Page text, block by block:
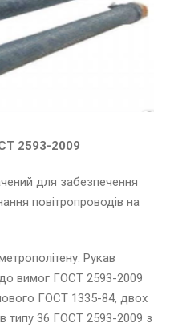
2593-2009
для забезпечення
повітропроводів на
Рукав
вимог ГОСТ 2593-2009
ГОСТ 1335-84, двох
типу 36 ГОСТ 2593-2009 з